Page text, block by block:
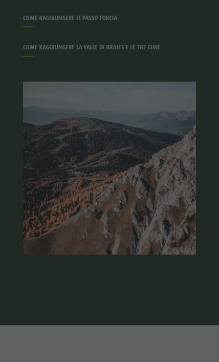
COME RAGGIUNGERE IL PASSO FURCIA
COME RAGGIUNGERE LA VALLE DI BRAIES E LE TRE CIME